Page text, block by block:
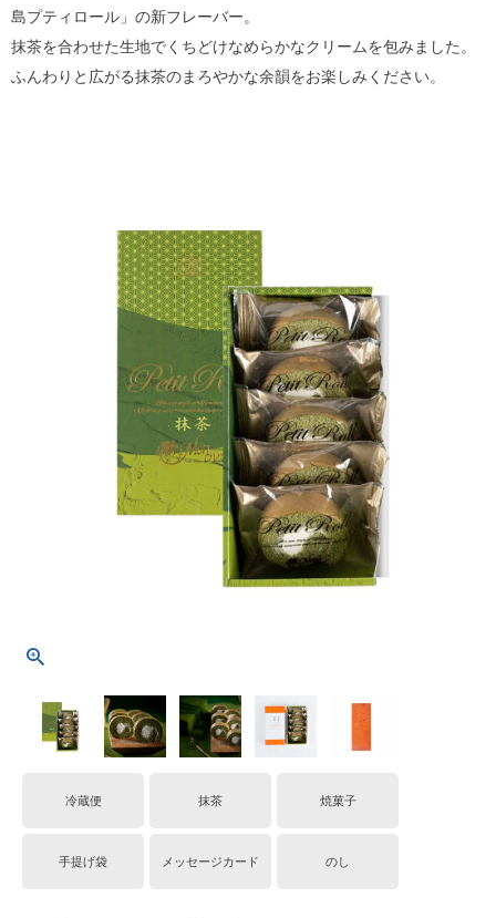
島プティロール」の新フレーバー。
抹茶を合わせた生地でくちどけなめらかなクリームを包みました。
ふんわりと広がる抹茶のまろやかな余韻をお楽しみください。
冷蔵便 抹茶 焼菓子
手提げ袋 メッセージカード のし